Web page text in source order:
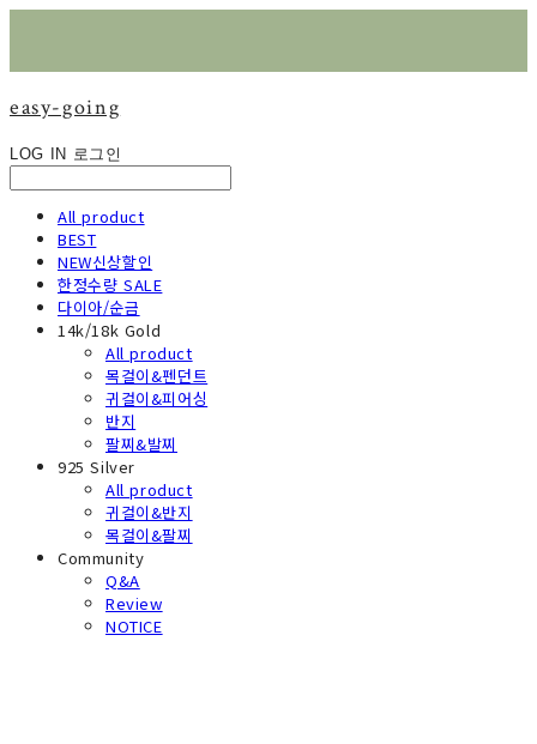
easy-going
LOG IN 로그인
All product
BEST
NEW신상할인
한정수량 SALE
다이아/순금
14k/18k Gold
All product
목걸이&펜던트
귀걸이&피어싱
반지
팔찌&발찌
925 Silver
All product
귀걸이&반지
목걸이&팔찌
Community
Q&A
Review
NOTICE